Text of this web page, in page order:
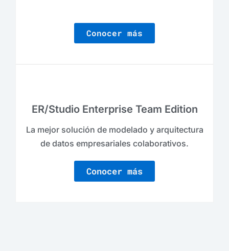
Conocer más
ER/Studio Enterprise Team Edition
La mejor solución de modelado y arquitectura
de datos empresariales colaborativos.
Conocer más